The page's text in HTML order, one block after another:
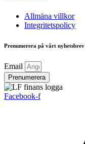
Allmäna villkor
Integritetspolicy
Prenumerera på vårt nyhetsbrev
Email
Prenumerera
Facebook-f